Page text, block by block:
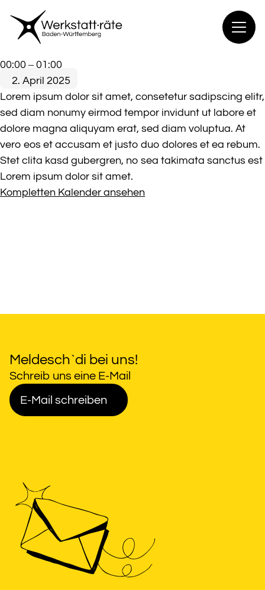
Inhalt
springen
RAG
Sitzung
Mittlerer
Oberrhein
00:00 –01:00
2. April 2025
Lorem ipsum dolor sit amet, consetetur sadipscing elitr,
sed diam nonumy eirmod tempor invidunt ut labore et
dolore magna aliquyam erat, sed diam voluptua. At
vero eos et accusam et justo duo dolores et ea rebum.
Stet clita kasd gubergren, no sea takimata sanctus est
Lorem ipsum dolor sit amet.
Kompletten Kalender ansehen
Meldesch`di bei uns!
Schreib uns eine E-Mail
E-Mail schreiben